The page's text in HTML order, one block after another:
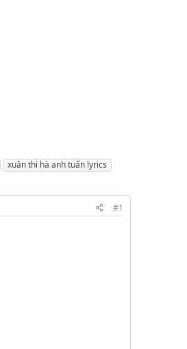
xuân thì hà anh tuấn lyrics
#1